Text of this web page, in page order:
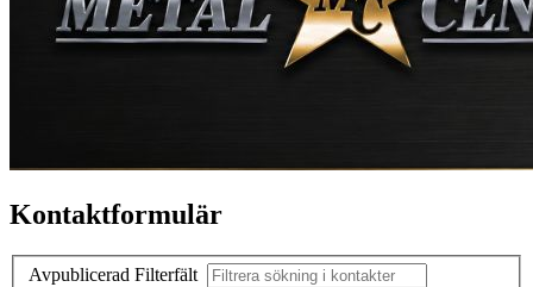
Kontaktformulär
Avpublicerad Filterfält